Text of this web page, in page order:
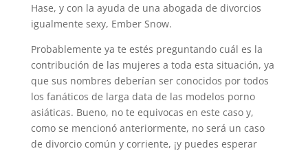
Hase, y con la ayuda de una abogada de divorcios
igualmente sexy, Ember Snow.
Probablemente ya te estés preguntando cuál es la
contribución de las mujeres a toda esta situación, ya
que sus nombres deberían ser conocidos por todos
los fanáticos de larga data de las modelos porno
asiáticas. Bueno, no te equivocas en este caso y,
como se mencionó anteriormente, no será un caso
de divorcio común y corriente, ¡y puedes esperar